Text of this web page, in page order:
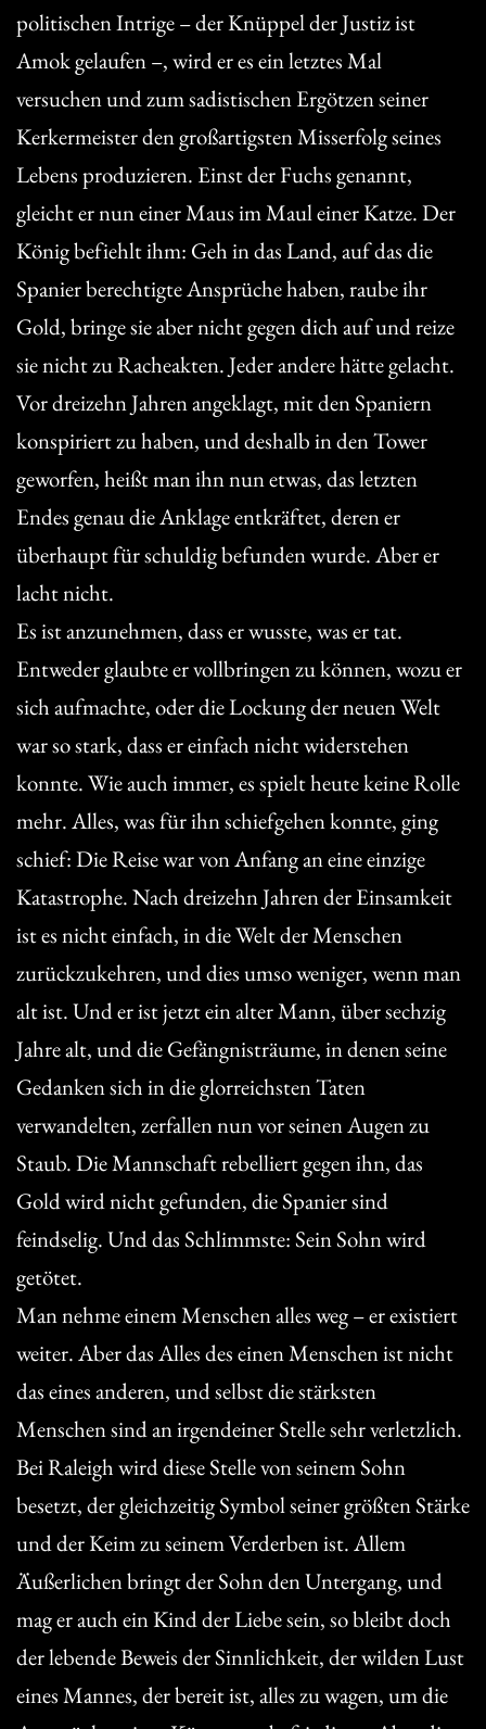
politischen Intrige – der Knüppel der Justiz ist
Amok gelaufen –, wird er es ein letztes Mal
versuchen und zum sadistischen Ergötzen seiner
Kerkermeister den großartigsten Misserfolg seines
Lebens produzieren. Einst der Fuchs genannt,
gleicht er nun einer Maus im Maul einer Katze. Der
König befiehlt ihm: Geh in das Land, auf das die
Spanier berechtigte Ansprüche haben, raube ihr
Gold, bringe sie aber nicht gegen dich auf und reize
sie nicht zu Racheakten. Jeder andere hätte gelacht.
Vor dreizehn Jahren angeklagt, mit den Spaniern
konspiriert zu haben, und deshalb in den Tower
geworfen, heißt man ihn nun etwas, das letzten
Endes genau die Anklage entkräftet, deren er
überhaupt für schuldig befunden wurde. Aber er
lacht nicht.
Es ist anzunehmen, dass er wusste, was er tat.
Entweder glaubte er vollbringen zu können, wozu er
sich aufmachte, oder die Lockung der neuen Welt
war so stark, dass er einfach nicht widerstehen
konnte. Wie auch immer, es spielt heute keine Rolle
mehr. Alles, was für ihn schiefgehen konnte, ging
schief: Die Reise war von Anfang an eine einzige
Katastrophe. Nach dreizehn Jahren der Einsamkeit
ist es nicht einfach, in die Welt der Menschen
zurückzukehren, und dies umso weniger, wenn man
alt ist. Und er ist jetzt ein alter Mann, über sechzig
Jahre alt, und die Gefängnisträume, in denen seine
Gedanken sich in die glorreichsten Taten
verwandelten, zerfallen nun vor seinen Augen zu
Staub. Die Mannschaft rebelliert gegen ihn, das
Gold wird nicht gefunden, die Spanier sind
feindselig. Und das Schlimmste: Sein Sohn wird
getötet.
Man nehme einem Menschen alles weg – er existiert
weiter. Aber das Alles des einen Menschen ist nicht
das eines anderen, und selbst die stärksten
Menschen sind an irgendeiner Stelle sehr verletzlich.
Bei Raleigh wird diese Stelle von seinem Sohn
besetzt, der gleichzeitig Symbol seiner größten Stärke
und der Keim zu seinem Verderben ist. Allem
Äußerlichen bringt der Sohn den Untergang, und
mag er auch ein Kind der Liebe sein, so bleibt doch
der lebende Beweis der Sinnlichkeit, der wilden Lust
eines Mannes, der bereit ist, alles zu wagen, um die